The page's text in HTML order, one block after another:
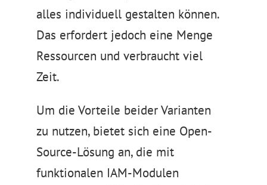
alles individuell gestalten können.
Das erfordert jedoch eine Menge
Ressourcen und verbraucht viel
Zeit.
Um die Vorteile beider Varianten
zu nutzen, bietet sich eine Open-
Source-Lösung an, die mit
funktionalen IAM-Modulen